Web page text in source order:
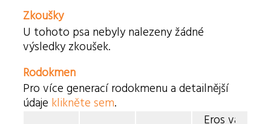
Zkoušky
U tohoto psa nebyly nalezeny žádné
výsledky zkoušek.
Rodokmen
Pro více generací rodokmenu a detailnější
údaje klikněte sem.